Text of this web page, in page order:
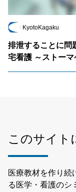
KyotoKagaku
排泄することに問
宅看護 ～ストーマ
このサイト
医療教材を作り続
る医学・看護のシ